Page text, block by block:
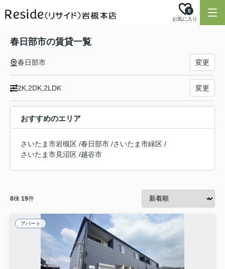
お気に入り
0
春日部市の賃貸一覧
春日部市 変更
2K,2DK,2LDK 変更
おすすめのエリア
さいたま市岩槻区 /春日部市 /さいたま市緑区 /
さいたま市見沼区 /越谷市
8棟 19件
アパート